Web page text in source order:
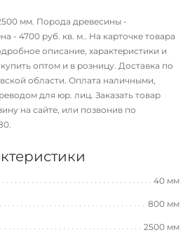
мм. Порода древесины -
- 4700 руб. кв. м.. На карточке товара
описание, характеристики и
оптом и в розницу. Доставка по
области. Оплата наличными,
для юр. лиц. Заказать товар
на сайте, или позвонив по
.
40 мм
800 мм
2500 мм